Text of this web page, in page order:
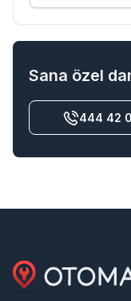
Sana özel
444 42